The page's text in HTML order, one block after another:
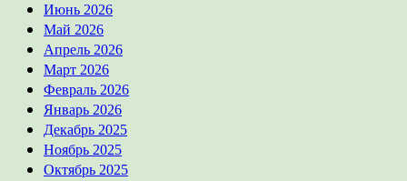
Июнь 2026
Май 2026
Апрель 2026
Март 2026
Февраль 2026
Январь 2026
Декабрь 2025
Ноябрь 2025
Октябрь 2025